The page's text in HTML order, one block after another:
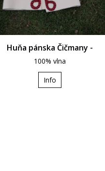
Huňa pánska Čičmany -
100% vlna
Info